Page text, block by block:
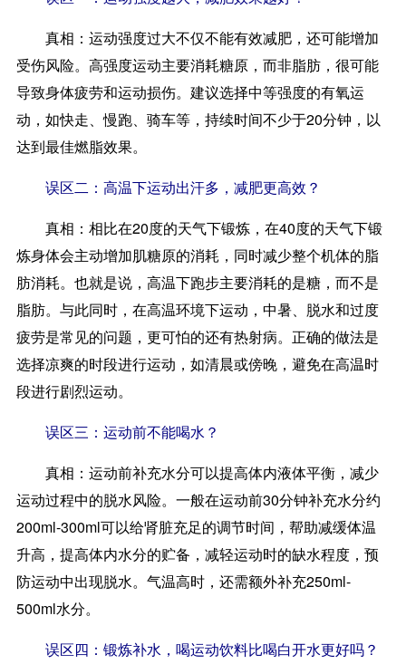
真相： 运动强度过大不仅不能有效减肥，还可能增加
受伤风险。高强度运动主要消耗糖原，而非脂肪，很可能
导致身体疲劳和运动损伤。建议选择中等强度的有氧运
动，如快走、慢跑、骑车等，持续时间不少于20分钟，以
达到最佳燃脂效果。
误区二：高温下运动出汗多，减肥更高效？
真相： 相比在20度的天气下锻炼，在40度的天气下锻
炼身体会主动增加肌糖原的消耗，同时减少整个机体的脂
肪消耗。也就是说，高温下跑步主要消耗的是糖，而不是
脂肪。与此同时，在高温环境下运动，中暑、脱水和过度
疲劳是常见的问题，更可怕的还有热射病。正确的做法是
选择凉爽的时段进行运动，如清晨或傍晚，避免在高温时
段进行剧烈运动。
误区三：运动前不能喝水？
真相： 运动前补充水分可以提高体内液体平衡，减少
运动过程中的脱水风险。一般在运动前30分钟补充水分约
200ml-300ml可以给肾脏充足的调节时间，帮助减缓体温
升高，提高体内水分的贮备，减轻运动时的缺水程度，预
防运动中出现脱水。气温高时，还需额外补充250ml-
500ml水分。
误区四：锻炼补水，喝运动饮料比喝白开水更好吗？